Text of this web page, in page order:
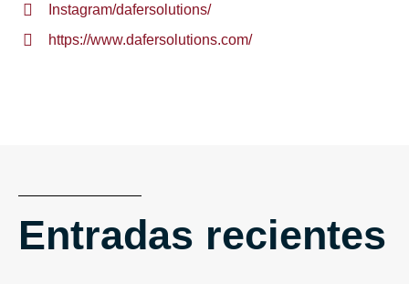
Instagram/dafersolutions/
https://www.dafersolutions.com/
Entradas recientes